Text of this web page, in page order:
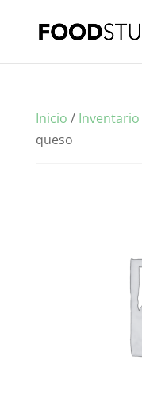
Inicio / Inventario
queso